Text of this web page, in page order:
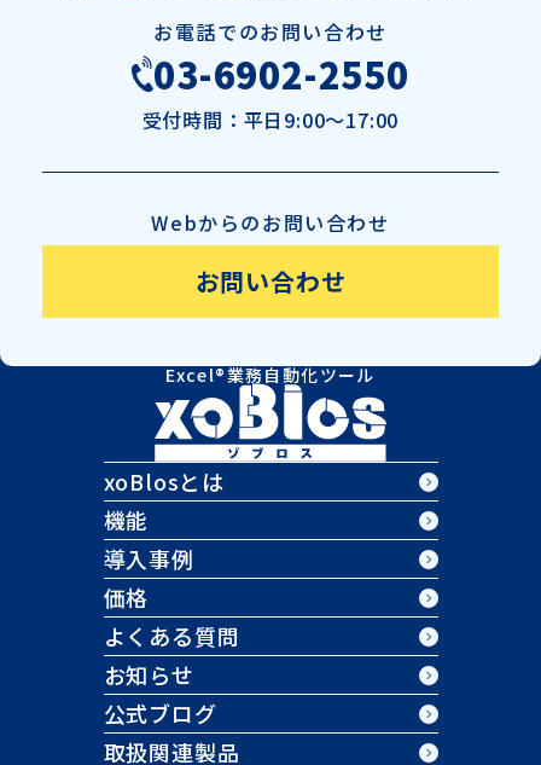
お電話でのお問い合わせ
03-6902-2550
受付時間： 平日9:00～17:00
Webからのお問い合わせ
お問い合わせ
Excel®業務自動化ツール
xoBlosとは
機能
導入事例
価格
よくある質問
お知らせ
公式ブログ
取扱関連製品